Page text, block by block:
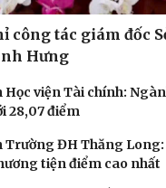
công tác giám đốc
Hưng
Học viện Tài chính:
28,07 điểm
Trường ĐH Thăng
tiện điểm cao nhất